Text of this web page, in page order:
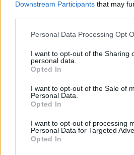
Downstream Participants that may
Please note that this website/app
not limited to your visit or usage
grant or deny consent to Google
use your data for below specified
consent section.
Personal Data Processing Opt
I want to opt-out of the Sharing
personal data.
Opted In
I want to opt-out of the Sale of
Personal Data.
Opted In
I want to opt-out of processing
Personal Data for Targeted
Opted In
Sri Lanka: itinerari tra
spiagge paradisiache
LIFESTYLE